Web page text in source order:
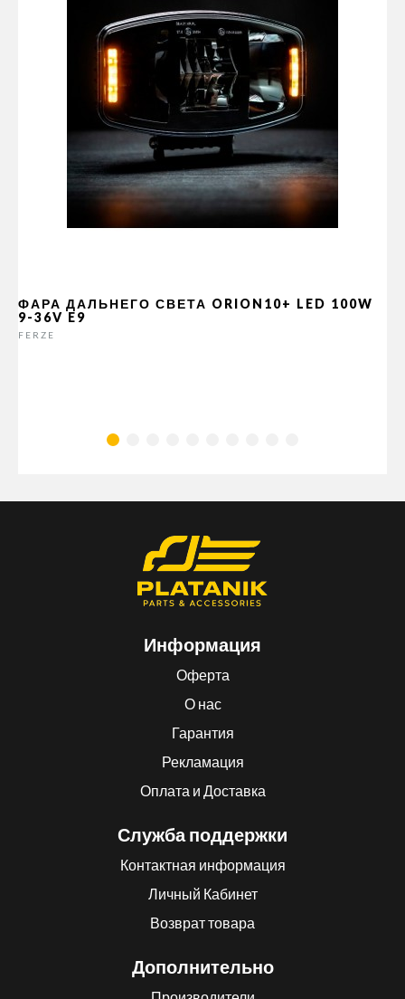
ФАРА ДАЛЬНЕГО СВЕТА ORION10+ LED 100W
9-36V E9
FERZE
Информация
Оферта
О нас
Гарантия
Рекламация
Оплата и Доставка
Служба поддержки
Контактная информация
Личный Кабинет
Возврат товара
Дополнительно